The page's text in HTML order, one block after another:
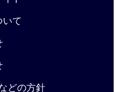
いて
どの方針